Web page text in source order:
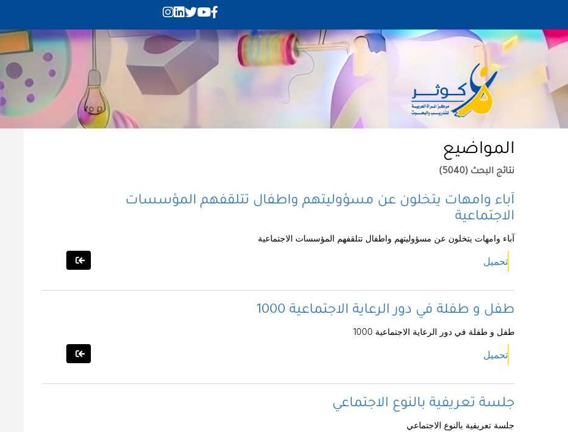
المواضيع
نتائج البحث (5040)
آباء وامهات يتخلون عن مسؤوليتهم واطفال تتلقفهم المؤسسات
الاجتماعية
آباء وامهات يتخلون عن مسؤوليتهم واطفال تتلقفهم المؤسسات الاجتماعية
تحميل
1000 طفل و طفلة في دور الرعاية الاجتماعية
1000 طفل و طفلة في دور الرعاية الاجتماعية
تحميل
جلسة تعريفية بالنوع الاجتماعي
جلسة تعريفية بالنوع الاجتماعي